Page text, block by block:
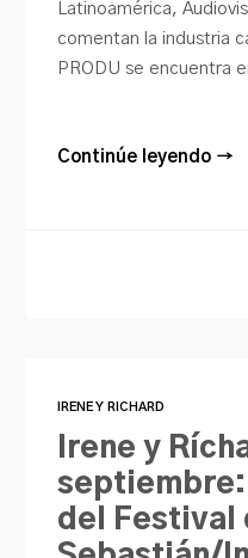
Latinoamérica,
comentan la industria
PRODU se encuentra
Continúe leyendo →
IRENE Y RICHARD
Irene y
septiembre:
del Festival